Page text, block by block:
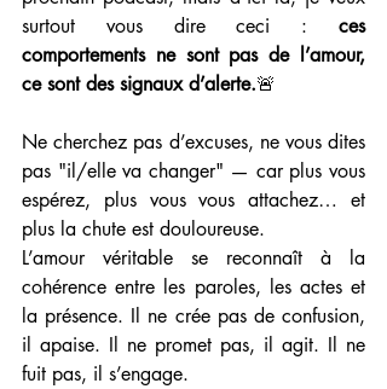
surtout vous dire ceci : ces
comportements ne sont pas de l’amour,
ce sont des signaux d’alerte.🚨
Ne cherchez pas d’excuses, ne vous dites
pas "il/elle va changer" — car plus vous
espérez, plus vous vous attachez… et
plus la chute est douloureuse.
L’amour véritable se reconnaît à la
cohérence entre les paroles, les actes et
la présence. Il ne crée pas de confusion,
il apaise. Il ne promet pas, il agit. Il ne
fuit pas, il s’engage.